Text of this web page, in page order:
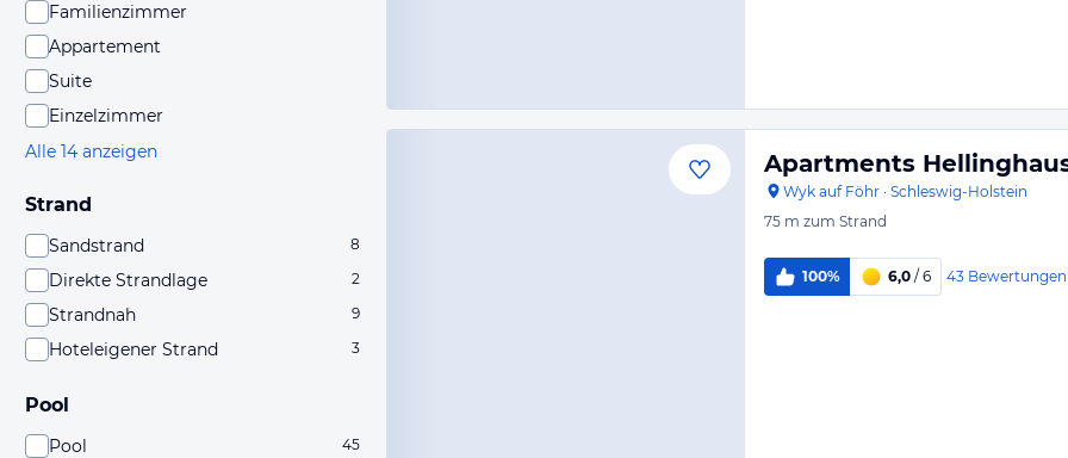
Familienzimmer
Appartement
Suite
Einzelzimmer
Alle 14 anzeigen
Strand
Sandstrand 8
Direkte Strandlage 2
Strandnah 9
Hoteleigener Strand 3
Pool
Pool 45
Apartments
Wyk auf Föhr · Schleswig-Holstein
75 m zum Strand
100% 6,0 / 6 43 Bewertungen